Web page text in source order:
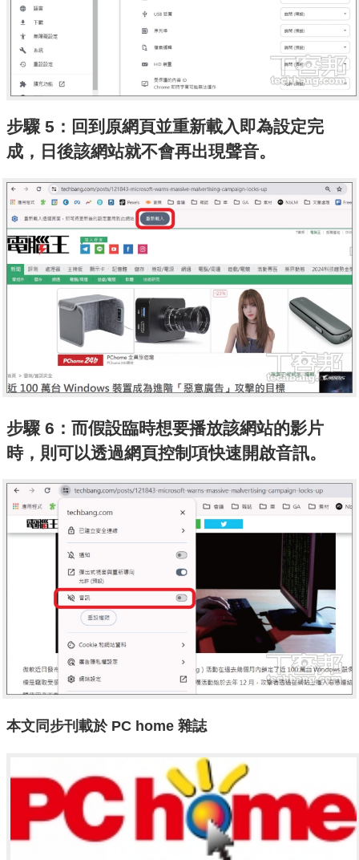
步驟 5：回到原網頁並重新載入即為設定完
成，日後該網站就不會再出現聲音。
步驟 6：而假設臨時想要播放該網站的影片
時，則可以透過網頁控制項快速開啟音訊。
本文同步刊載於 PC home 雜誌